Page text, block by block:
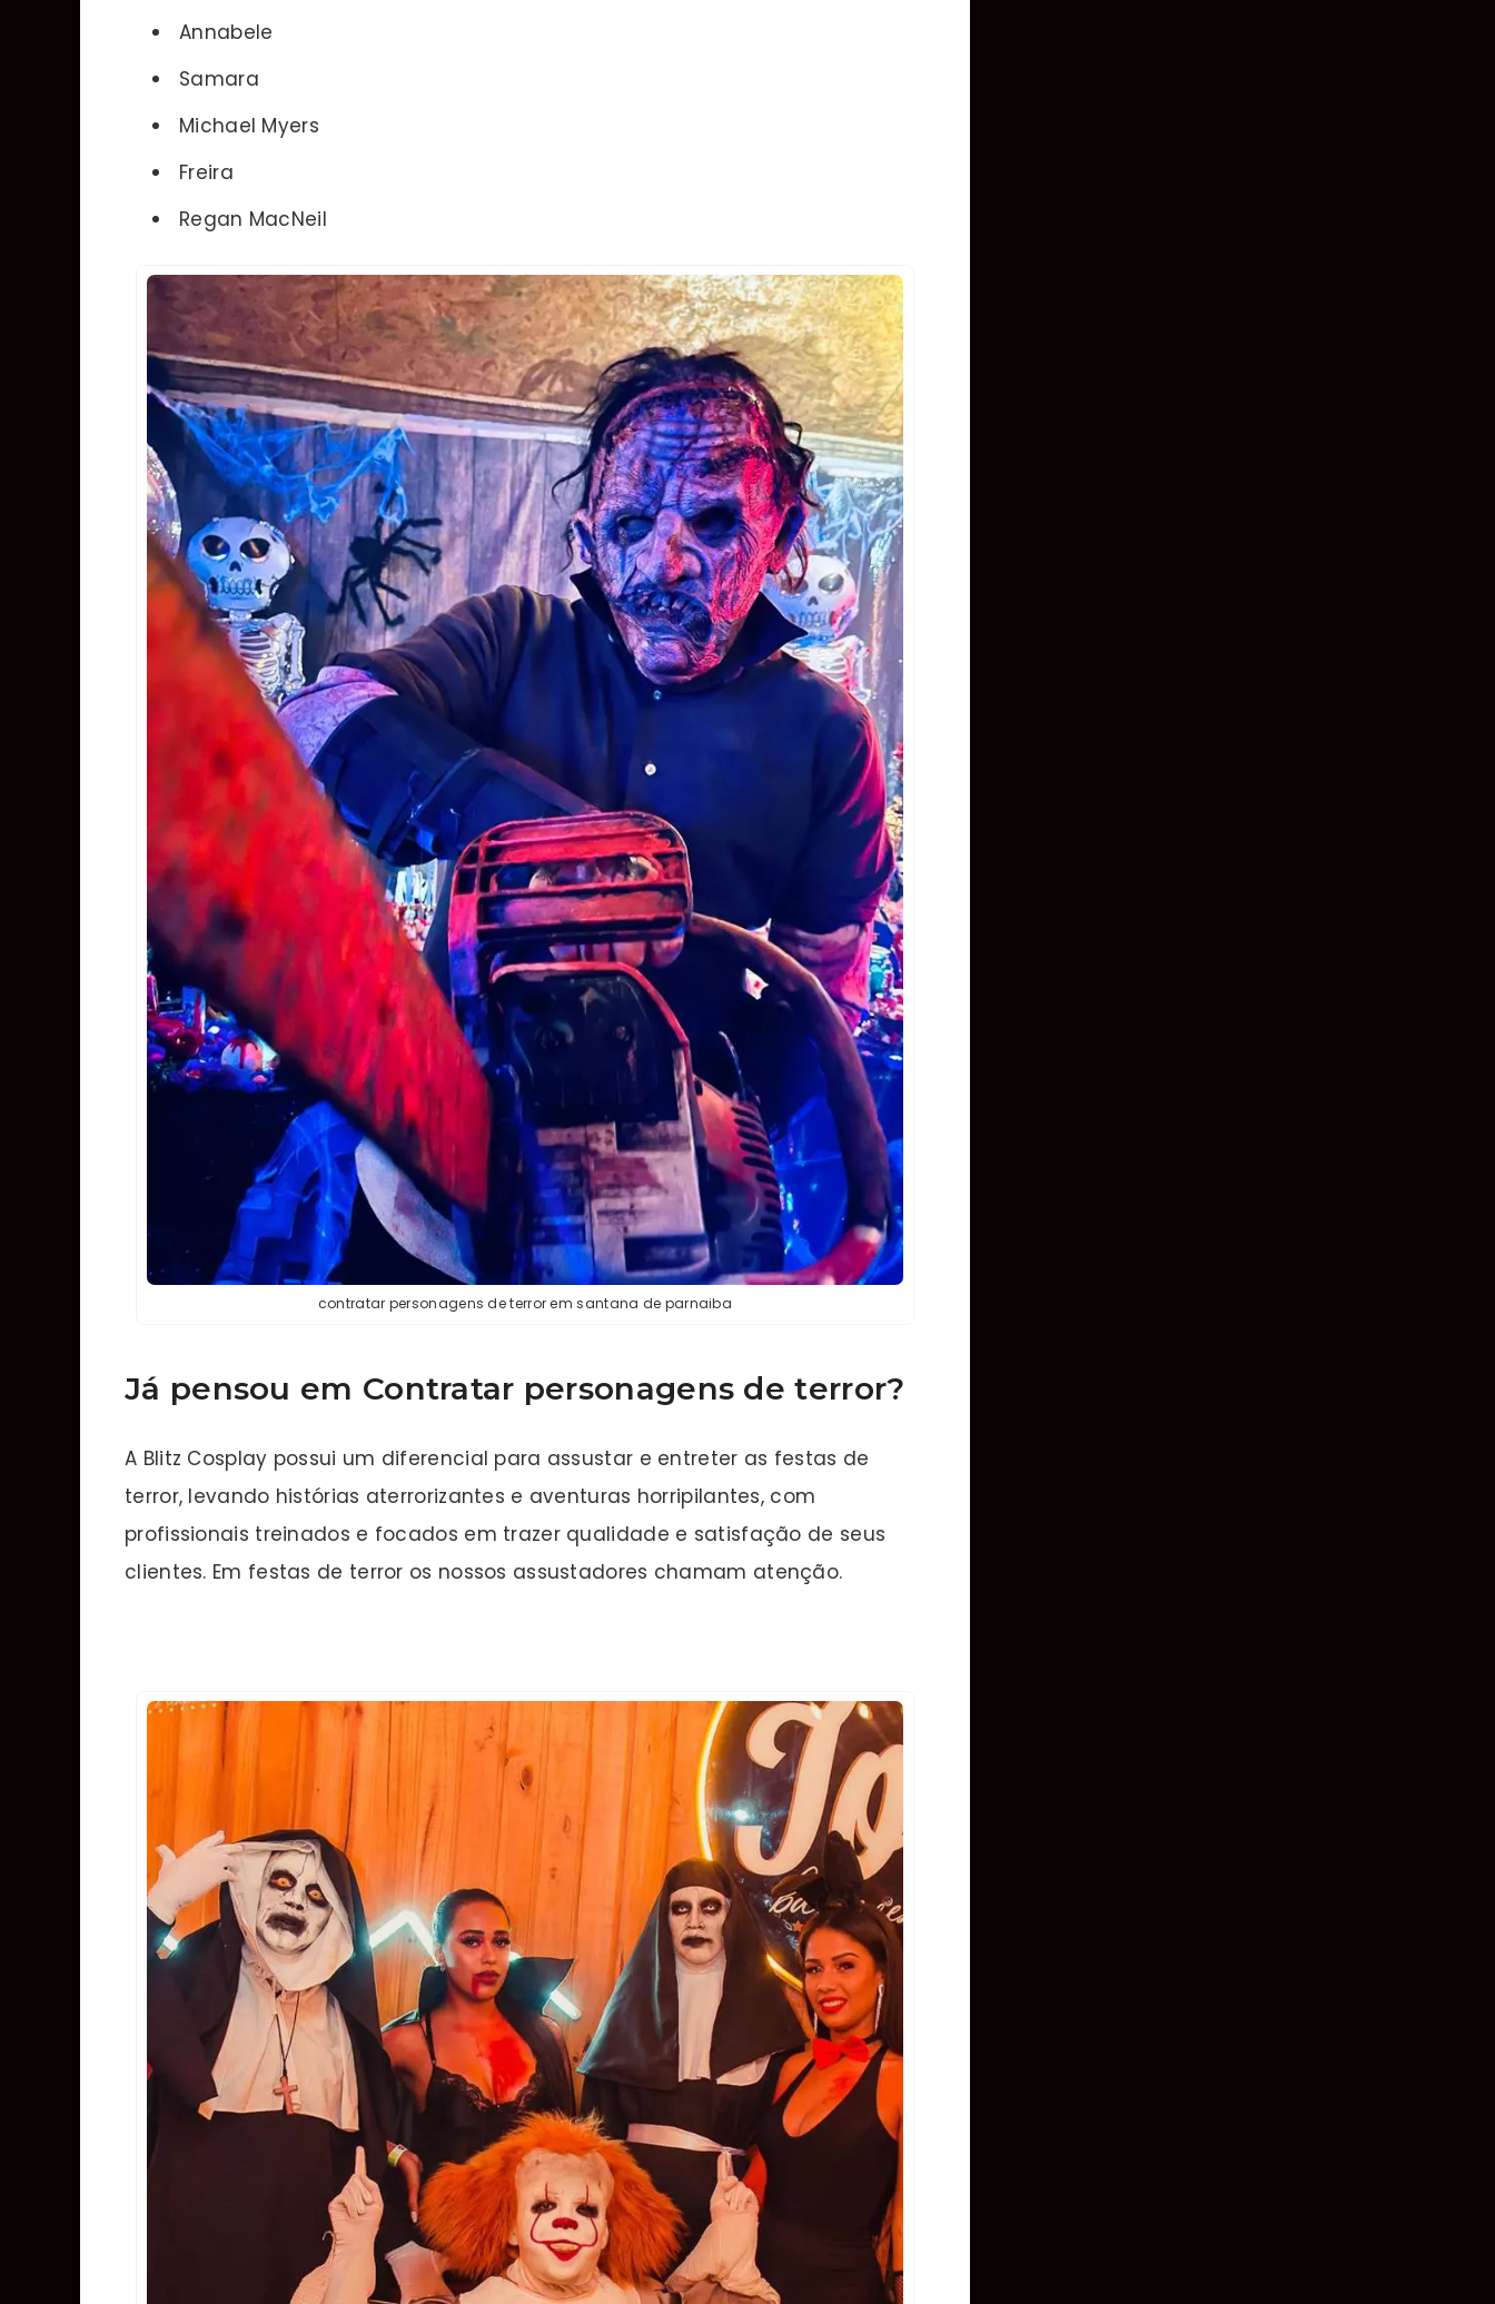
Annabele
Samara
Michael Myers
Freira
Regan MacNeil
contratar personagens de terror em santana de parnaiba
Já pensou em Contratar personagens de terror?
A Blitz Cosplay possui um diferencial para assustar e entreter as festas de
terror, levando histórias aterrorizantes e aventuras horripilantes, com
profissionais treinados e focados em trazer qualidade e satisfação de seus
clientes. Em festas de terror os nossos assustadores chamam atenção.